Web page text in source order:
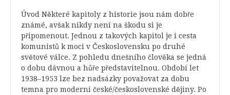
Úvod Některé kapitoly z historie jsou nám dobře
známé, avšak nikdy není na škodu si je
připomenout. Jednou z takových kapitol je i cesta
komunistů k moci v Československu po druhé
světové válce. Z pohledu dnešního člověka se jedná
o dobu dávnou a hůře představitelnou. Období let
1938–1953 lze bez nadsázky považovat za dobu
temna pro moderní české/československé dějiny. Po